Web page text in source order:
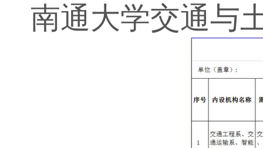
南通大学交通与